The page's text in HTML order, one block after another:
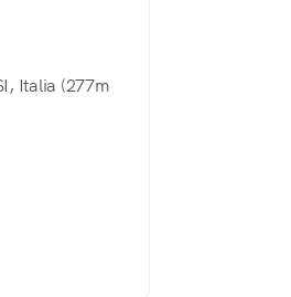
Italia (277m